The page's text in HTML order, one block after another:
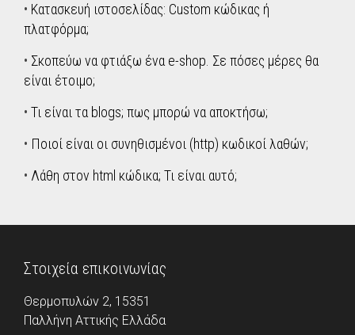
• Κατασκευή ιστοσελίδας: Custom κώδικας ή
πλατφόρμα;
• Σκοπεύω να φτιάξω ένα e-shop. Σε πόσες μέρες θα
είναι έτοιμο;
• Τι είναι τα blogs; πως μπορώ να αποκτήσω;
• Ποιοί είναι οι συνηθισμένοι (http) κωδικοί λαθών;
• Λάθη στον html κώδικα; Τι είναι αυτό;
Στοιχεία επικοινωνίας
Θερμοπυλών 2, 15351
Παλλήνη Aττικής Ελλάδα